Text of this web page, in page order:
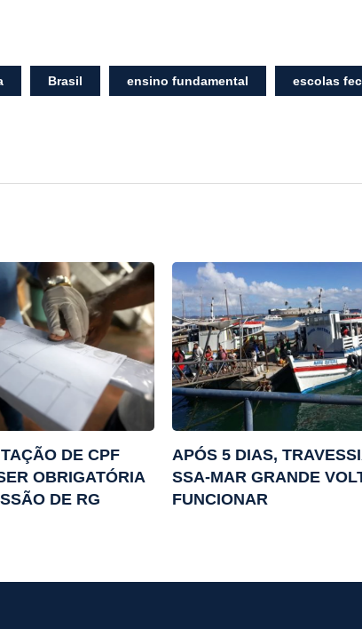
Brasil ensino fundamental escolas
DE CPF
OBRIGATÓRIA
DE RG
APÓS 5 DIAS,
SSA-MAR GRANDE
FUNCIONAR